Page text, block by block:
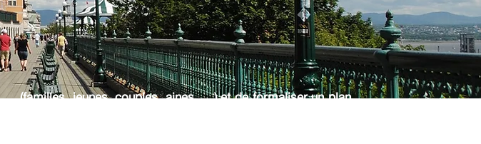
(familles,jeunes, couples, ainés, …) et de formaliser un plan